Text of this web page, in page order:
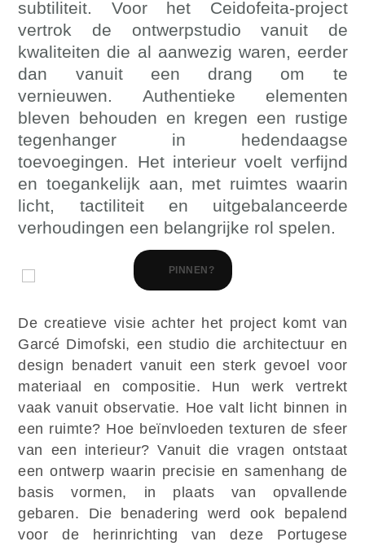
subtiliteit. Voor het Ceidofeita-project
vertrok de ontwerpstudio vanuit de
kwaliteiten die al aanwezig waren, eerder
dan vanuit een drang om te
vernieuwen. Authentieke elementen
bleven behouden en kregen een rustige
tegenhanger in hedendaagse
toevoegingen. Het interieur voelt verfijnd
en toegankelijk aan, met ruimtes waarin
licht, tactiliteit en uitgebalanceerde
verhoudingen een belangrijke rol spelen.
PINNEN?
De creatieve visie achter het project komt van
Garcé Dimofski, een studio die architectuur en
design benadert vanuit een sterk gevoel voor
materiaal en compositie. Hun werk vertrekt
vaak vanuit observatie. Hoe valt licht binnen in
een ruimte? Hoe beïnvloeden texturen de sfeer
van een interieur? Vanuit die vragen ontstaat
een ontwerp waarin precisie en samenhang de
basis vormen, in plaats van opvallende
gebaren. Die benadering werd ook bepalend
voor de herinrichting van deze Portugese